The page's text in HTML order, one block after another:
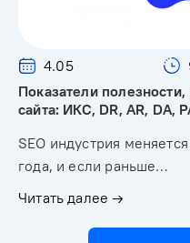
4.05
Показатели полезности,
сайта: ИКС, DR, AR, DA,
SEO индустрия
года, и если раньше…
Читать далее →